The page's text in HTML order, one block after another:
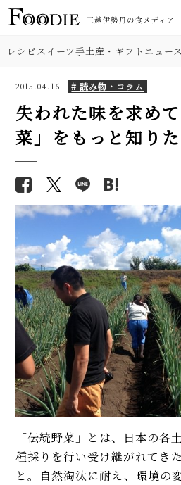
レシピスイーツ手土産・ギフト ニュー
2015.04.16 # 読み物・コラム
失われた味を求め
菜」をもっと知り
「伝統野菜」とは、日本の各
種採りを行い受け継がれてき
と。自然淘汰に耐え、環境の